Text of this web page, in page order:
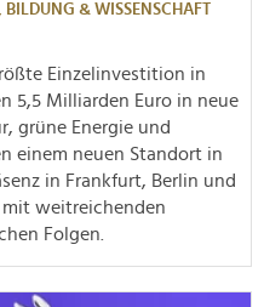
BILDUNG & WISSENSCHAFT
Einzelinvestition in
5,5 Milliarden Euro in neue
grüne Energie und
einem neuen Standort in
in Frankfurt, Berlin und
weitreichenden
Folgen.